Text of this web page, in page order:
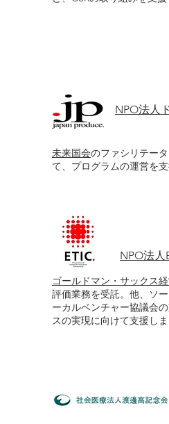
NPO法人
未来国会のファシリテー
て、プログラムの運営を支
NPO法人
ゴールドマン・サックス
評価業務を受託。他、ソ
ーカルベンチャー協議会
スの実現に向けて支援しま